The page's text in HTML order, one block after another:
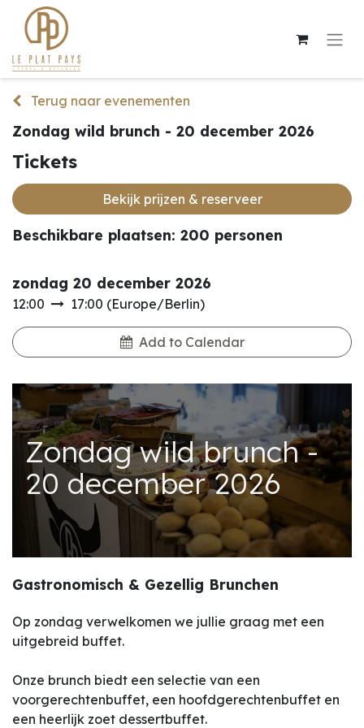
Terug naar evenementen
Zondag wild brunch - 20 december 2026
Tickets
Bekijk prijzen & reserveer
Beschikbare plaatsen: 200 personen
zondag 20 december 2026
12:00 17:00 (Europe/Berlin)
Add to Calendar
Zondag wild brunch -
20 december 2026
Gastronomisch & Gezellig Brunchen
Op zondag verwelkomen we jullie graag met een
uitgebreid buffet.
Onze brunch biedt een selectie van een
voorgerechtenbuffet, een hoofdgerechtenbuffet en
een heerlijk zoet dessertbuffet.